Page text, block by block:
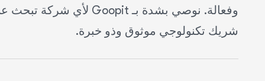
وفعالة. نوصي بشدة بـ Goopit لأي شركة تبحث عن
شريك تكنولوجي موثوق وذو خبرة.